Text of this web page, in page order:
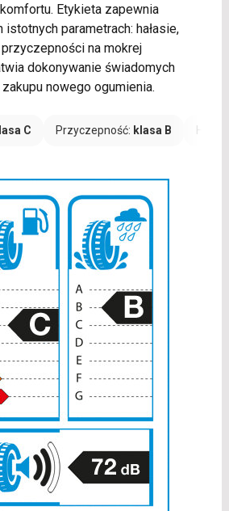
Etykieta zapewnia
parametrach: hałasie,
na mokrej
dokonywanie świadomych
nowego ogumienia.
C Przyczepność: klasa B